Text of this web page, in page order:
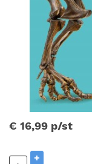
€ 16,99 p/st
+